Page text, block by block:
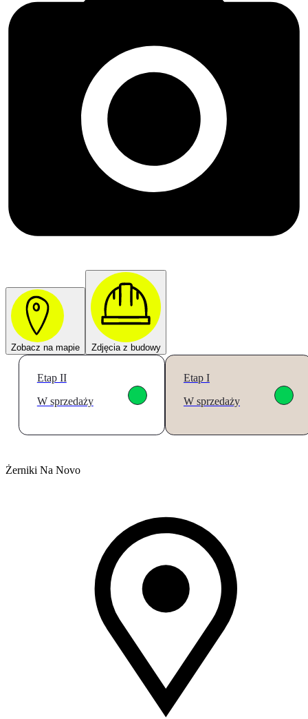
Zobacz na mapie Zdjęcia z budowy
Etap II
W sprzedaży
Etap I
W sprzedaży
Żerniki Na Novo